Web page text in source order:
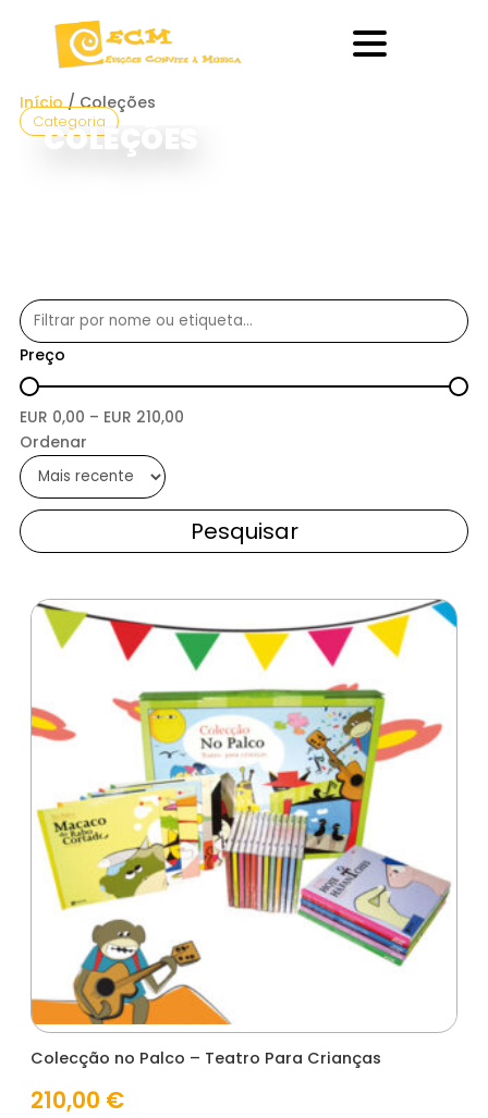
Início/ Coleções
Categoria
COLEÇÕES
Preço
EUR 0,00 – EUR 210,00
Ordenar
Pesquisar
Colecção no Palco – Teatro Para Crianças
210,00 €